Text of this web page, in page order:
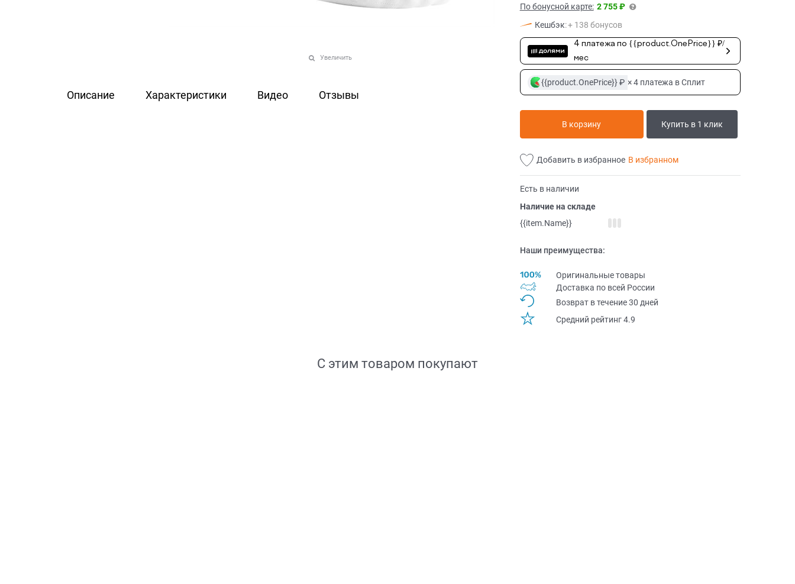
Увеличить
Описание Характеристики Видео Отзывы
По бонусной карте: 2 755 ₽
Кешбэк:+ 138 бонусов
4 платежа по {{product.OnePrice}} ₽/
мес
{{product.OnePrice}} ₽ × 4 платежа в Сплит
В корзину Купить в 1 клик
Добавить в избранное В избранном
Есть в наличии
Наличие на складе
{{item.Name}}
Наши преимущества:
Оригинальные товары
Доставка по всей Pоссии
Возврат в течение 30 дней
Средний рейтинг 4.9
С этим товаром покупают